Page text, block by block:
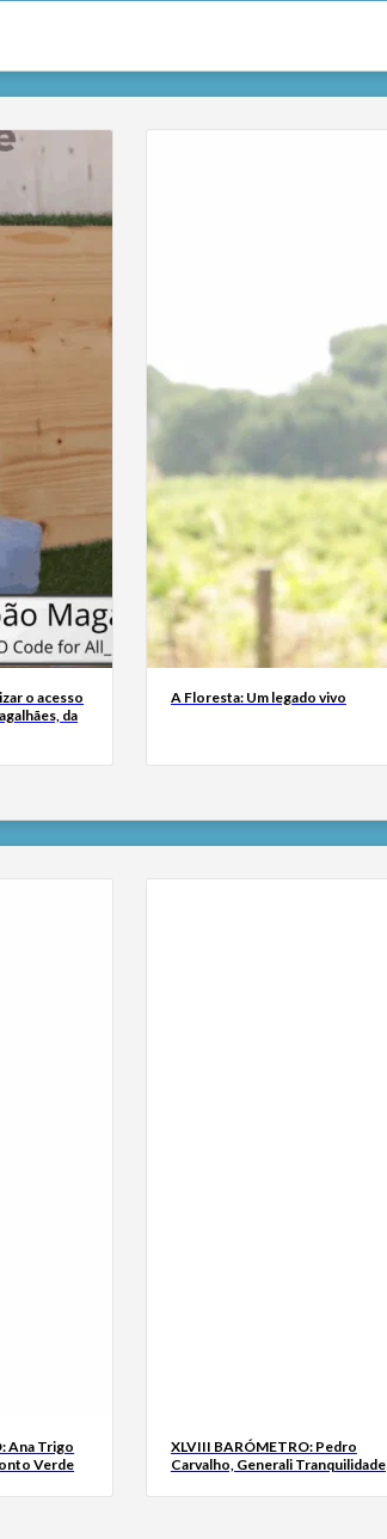
o acesso
da
A Floresta: Um legado vivo
Ana Trigo
Verde
XLVIII BARÓMETRO: Pedro
Carvalho, Generali Tranquilidade